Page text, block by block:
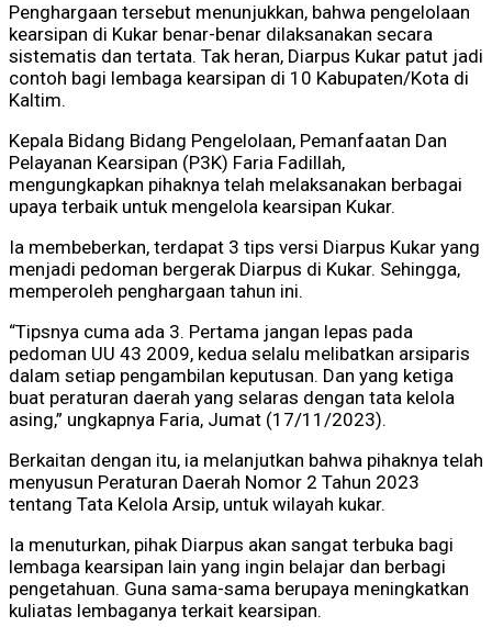
Penghargaan tersebut menunjukkan, bahwa pengelolaan
kearsipan di Kukar benar-benar dilaksanakan secara
sistematis dan tertata. Tak heran, Diarpus Kukar patut jadi
contoh bagi lembaga kearsipan di 10 Kabupaten/Kota di
Kaltim.
Kepala Bidang Bidang Pengelolaan, Pemanfaatan Dan
Pelayanan Kearsipan (P3K) Faria Fadillah,
mengungkapkan pihaknya telah melaksanakan berbagai
upaya terbaik untuk mengelola kearsipan Kukar.
Ia membeberkan, terdapat 3 tips versi Diarpus Kukar yang
menjadi pedoman bergerak Diarpus di Kukar. Sehingga,
memperoleh penghargaan tahun ini.
“Tipsnya cuma ada 3. Pertama jangan lepas pada
pedoman UU 43 2009, kedua selalu melibatkan arsiparis
dalam setiap pengambilan keputusan. Dan yang ketiga
buat peraturan daerah yang selaras dengan tata kelola
asing,” ungkapnya Faria, Jumat (17/11/2023).
Berkaitan dengan itu, ia melanjutkan bahwa pihaknya telah
menyusun Peraturan Daerah Nomor 2 Tahun 2023
tentang Tata Kelola Arsip, untuk wilayah kukar.
Ia menuturkan, pihak Diarpus akan sangat terbuka bagi
lembaga kearsipan lain yang ingin belajar dan berbagi
pengetahuan. Guna sama-sama berupaya meningkatkan
kuliatas lembaganya terkait kearsipan.